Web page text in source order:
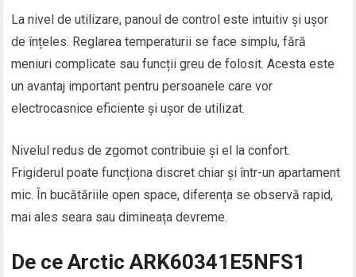
La nivel de utilizare, panoul de control este intuitiv și ușor
de înțeles. Reglarea temperaturii se face simplu, fără
meniuri complicate sau funcții greu de folosit. Acesta este
un avantaj important pentru persoanele care vor
electrocasnice eficiente și ușor de utilizat.
Nivelul redus de zgomot contribuie și el la confort.
Frigiderul poate funcționa discret chiar și într-un apartament
mic. În bucătăriile open space, diferența se observă rapid,
mai ales seara sau dimineața devreme.
De ce Arctic ARK60341E5NFS1